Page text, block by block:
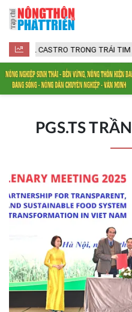
FIDEL CASTRO TRONG TRÁI TIM
PGS.TS